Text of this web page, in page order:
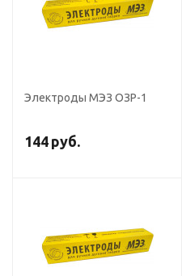
Электроды МЭЗ ОЗР-1
144 руб.